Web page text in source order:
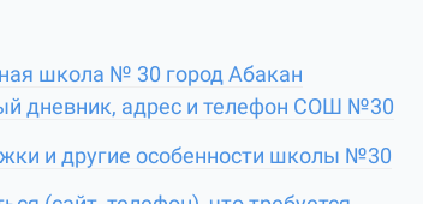
школа № 30 город Абакан
дневник, адрес и телефон СОШ №30
и другие особенности школы №30